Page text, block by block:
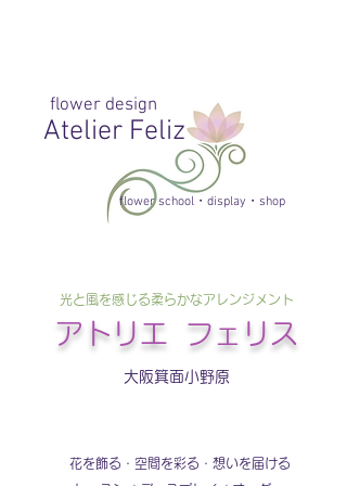
​アトリエ フェリス
大阪箕面小野原
光と風を感じる柔らかなアレンジメント​
Atelier Feliz
flower design
flower school・display・shop
​花を飾る・空間を彩る・想いを届ける